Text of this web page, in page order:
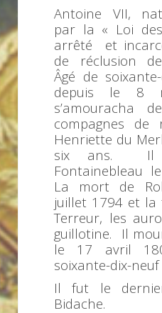
Antoine VII,
par la « Loi
arrêté et
de réclusion
Âgé de
depuis le 8
s’amouracha
compagnes de
Henriette du
six ans. Il
Fontainebleau
La mort de
juillet 1794 et la
Terreur, les
guillotine. Il
le 17 avril
soixante-dix-
Il fut le
Bidache.